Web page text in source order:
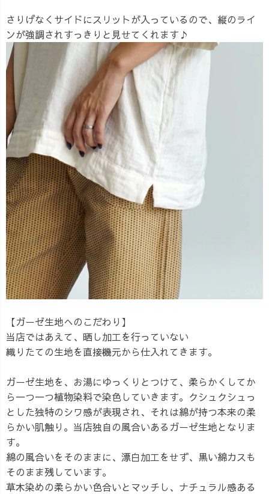
さりげなくサイドにスリットが入っているので、縦のライ
ンが強調されすっきりと見せてくれます♪
【ガーゼ生地へのこだわり】
当店ではあえて、晒し加工を行っていない
織りたての生地を直接機元から仕入れてきます。
ガーゼ生地を、お湯にゆっくりとつけて、柔らかくしてか
ら一つ一つ植物染料で染色していきます。クシュクシュっ
とした独特のシワ感が表現され、それは綿が持つ本来の柔
らかい肌触り。当店独自の風合いあるガーゼ生地となりま
す。
綿の風合いをそのままに、漂白加工をせず、黒い綿カスも
そのまま残しています。
草木染めの柔らかい色合いとマッチし、ナチュラル感ある